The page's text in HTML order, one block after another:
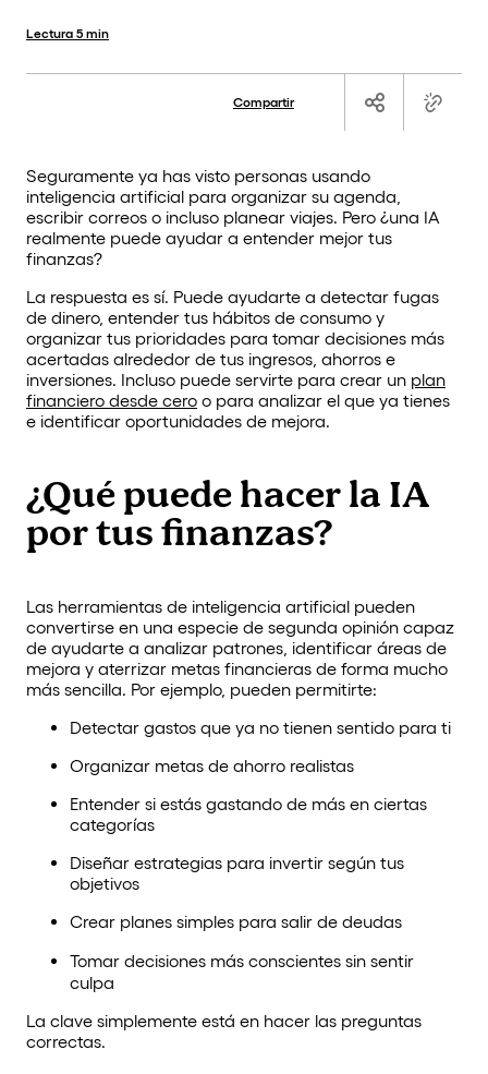
Lectura 5 min
Compartir
Seguramente ya has visto personas usando
inteligencia artificial para organizar su agenda,
escribir correos o incluso planear viajes. Pero ¿una IA
realmente puede ayudar a entender mejor tus
finanzas?
La respuesta es sí. Puede ayudarte a detectar fugas
de dinero, entender tus hábitos de consumo y
organizar tus prioridades para tomar decisiones más
acertadas alrededor de tus ingresos, ahorros e
inversiones. Incluso puede servirte para crear un plan
financiero desde cero o para analizar el que ya tienes
e identificar oportunidades de mejora.
¿Qué puede hacer la IA
por tus finanzas?
Las herramientas de inteligencia artificial pueden
convertirse en una especie de segunda opinión capaz
de ayudarte a analizar patrones, identificar áreas de
mejora y aterrizar metas financieras de forma mucho
más sencilla. Por ejemplo, pueden permitirte:
Detectar gastos que ya no tienen sentido para ti
Organizar metas de ahorro realistas
Entender si estás gastando de más en ciertas
categorías
Diseñar estrategias para invertir según tus
objetivos
Crear planes simples para salir de deudas
Tomar decisiones más conscientes sin sentir
culpa
La clave simplemente está en hacer las preguntas
correctas.